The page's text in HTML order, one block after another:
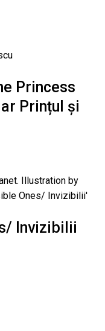
Princess
Prințul și
Invizibilii